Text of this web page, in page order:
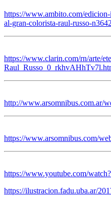
https://www.ambito.com/
al-gran-colorista-raul-russo-
https://www.clarin.com/rn/arte/
http://www.arsomnibus.com.ar/
https://www.arsomnibus.com/
https://www.youtube.com/
https://ilustracion.fadu.uba.ar/